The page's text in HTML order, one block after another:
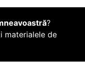
?
materialele de